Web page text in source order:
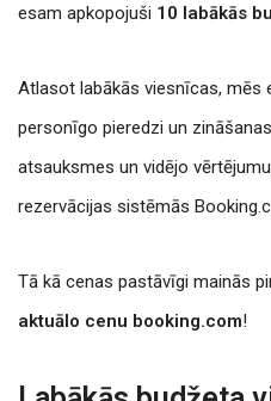
esam apkopojuši 10 labākās
Atlasot labākās viesnīcas, mēs
personīgo pieredzi un
atsauksmes un vidējo
rezervācijas sistēmās
Tā kā cenas pastāvīgi mainās
aktuālo cenu booking.com!